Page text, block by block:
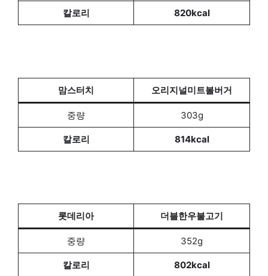
칼로리 820kcal
맘스터치 오리지널미트볼버거
중량 303g
칼로리 814kcal
롯데리아 더블한우불고기
중량 352g
칼로리 802kcal